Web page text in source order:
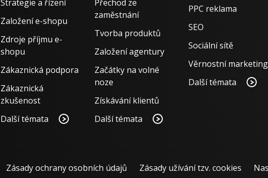
Strategie a řízení
Založení e-shopu
Zdroje příjmu e-
shopu
Zákaznická podpora
Zákaznická
zkušenost
Další témata
Přechod ze
zaměstnání
Tvorba produktů
Založení agentury
Začátky na volné
noze
Získávání klientů
Další témata
PPC reklama
SEO
Sociální sítě
Věrnostní marketing
Další témata
Zásady ochrany osobních údajů Zásady užívání tzv. cookies